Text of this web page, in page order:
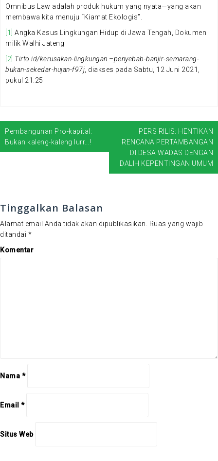
Omnibus Law adalah produk hukum yang nyata—yang akan
membawa kita menuju “Kiamat Ekologis”.
[1]
Angka Kasus Lingkungan Hidup di Jawa Tengah, Dokumen
milik Walhi Jateng
[2] Tirto.id/kerusakan-lingkungan –penyebab-banjir-semarang-
bukan-sekedar-hujan-f97j , diakses pada Sabtu, 12 Juni 2021,
pukul 21.25
N
a
s
i
p
o
s
Pembangunan Pro-kapital:
Bukan kaleng-kaleng lurr…!
PERS RILIS: HENTIKAN
RENCANA PERTAMBANGAN
DI DESA WADAS DENGAN
DALIH KEPENTINGAN UMUM
Tinggalkan Balasan
Alamat email Anda tidak akan dipublikasikan.
Ruas yang wajib
ditandai *
Komentar
Nama *
Email *
Situs Web